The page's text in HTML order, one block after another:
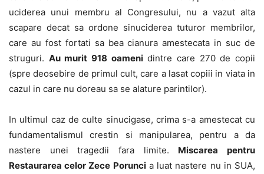
uciderea unui membru al Congresului, nu a vazut alta
scapare decat sa ordone sinuciderea tuturor membrilor,
care au fost fortati sa bea cianura amestecata in suc de
struguri. Au murit 918 oamenidintre care 270 de copii
(spre deosebire de primul cult, care a lasat copiii in viata in
cazul in care nu doreau sa se alature parintilor).
In ultimul caz de culte sinucigase, crima s-a amestecat cu
fundamentalismul crestin si manipularea, pentru a da
nastere unei tragedii fara limite. Miscarea pentru
Restaurarea celor Zece Poruncia luat nastere nu in SUA,